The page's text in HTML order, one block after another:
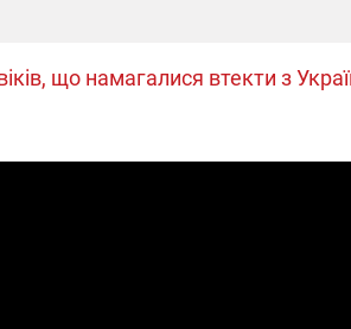
що намагалися втекти з